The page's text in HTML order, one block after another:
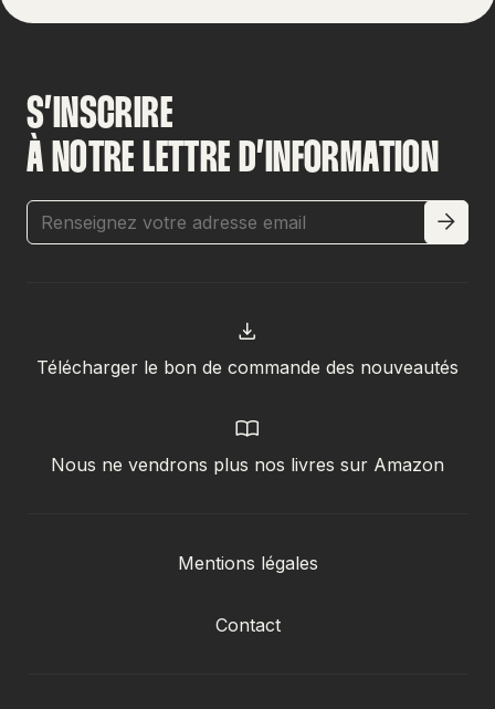
S’INSCRIRE
À NOTRE LETTRE D’INFORMATION
Télécharger le bon de commande des nouveautés
Nous ne vendrons plus nos livres sur Amazon
Mentions légales
Contact